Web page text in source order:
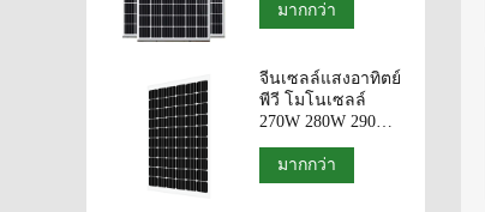
ดูลโฟโตโวลาติก
มากกว่า
จีนเซลล์แสงอาทิตย์
พีวี โมโนเซลล์
270W 280W 290W
พี.วี กระจกสองชั้น
มากกว่า